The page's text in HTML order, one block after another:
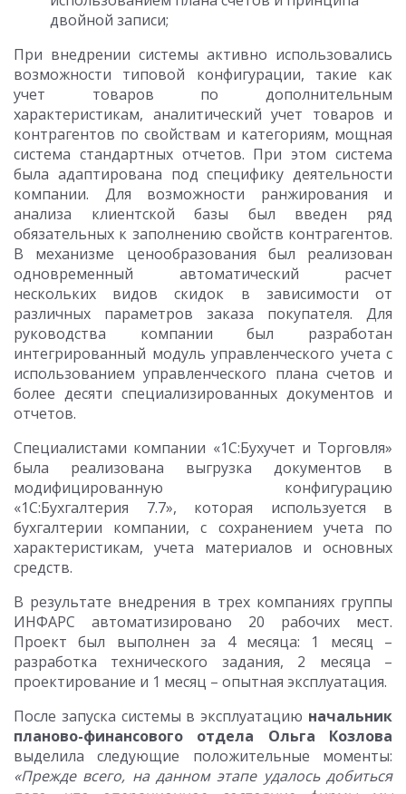
двойной записи;
При внедрении системы активно использовались
возможности типовой конфигурации, такие как
учет товаров по дополнительным
характеристикам, аналитический учет товаров и
контрагентов по свойствам и категориям, мощная
система стандартных отчетов. При этом система
была адаптирована под специфику деятельности
компании. Для возможности ранжирования и
анализа клиентской базы был введен ряд
обязательных к заполнению свойств контрагентов.
В механизме ценообразования был реализован
одновременный автоматический расчет
нескольких видов скидок в зависимости от
различных параметров заказа покупателя. Для
руководства компании был разработан
интегрированный модуль управленческого учета с
использованием управленческого плана счетов и
более десяти специализированных документов и
отчетов.
Специалистами компании «1С:Бухучет и Торговля»
была реализована выгрузка документов в
модифицированную конфигурацию
«1С:Бухгалтерия 7.7», которая используется в
бухгалтерии компании, с сохранением учета по
характеристикам, учета материалов и основных
средств.
В результате внедрения в трех компаниях группы
ИНФАРС автоматизировано 20 рабочих мест.
Проект был выполнен за 4 месяца: 1 месяц –
разработка технического задания, 2 месяца –
проектирование и 1 месяц – опытная эксплуатация.
После запуска системы в эксплуатацию начальник
планово-финансового отдела
Ольга Козлова
выделила следующие положительные моменты:
«Прежде всего, на данном этапе удалось добиться